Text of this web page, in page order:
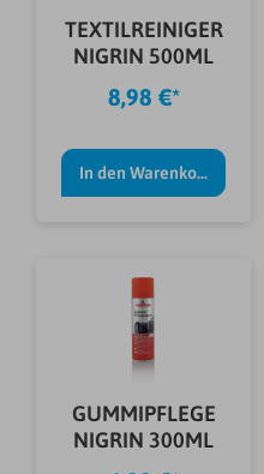
TEXTILREINIGER
NIGRIN 500ML
8,98 €*
In den Warenkorb
GUMMIPFLEGE
NIGRIN 300ML